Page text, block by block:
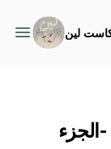
لين
-الجزء